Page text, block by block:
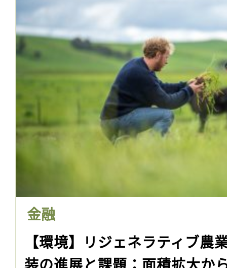
金融
【環境】リジェネラティブ農